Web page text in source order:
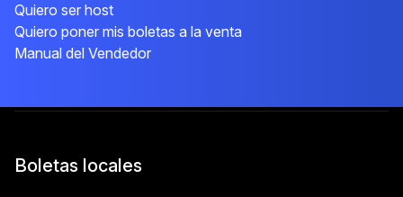
Quiero ser host
Quiero poner mis boletas a la venta
Manual del Vendedor
Boletas locales